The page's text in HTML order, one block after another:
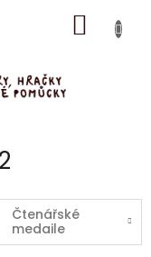
KOŠÍK
Čtenářské
medaile